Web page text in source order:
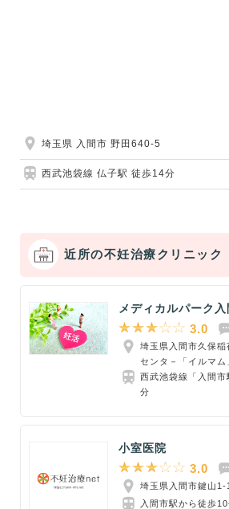
埼玉県 入間市 野田640-5
西武池袋線 仏子駅 徒歩14分
近所の不妊治療クリニック
メディカルパーク入
3.0
埼玉県入間市久保
センタ－「イルマム
西武池袋線「入間
分
小室医院
3.0
埼玉県入間市鍵山1-
入間市駅から徒歩